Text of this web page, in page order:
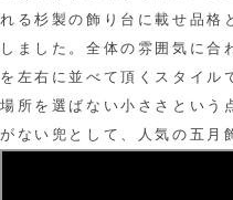
れる杉製の飾り台に載せ品格
しました。全体の雰囲気に合
を左右に並べて頂くスタイル
場所を選ばない小ささという
がない兜として、人気の五月